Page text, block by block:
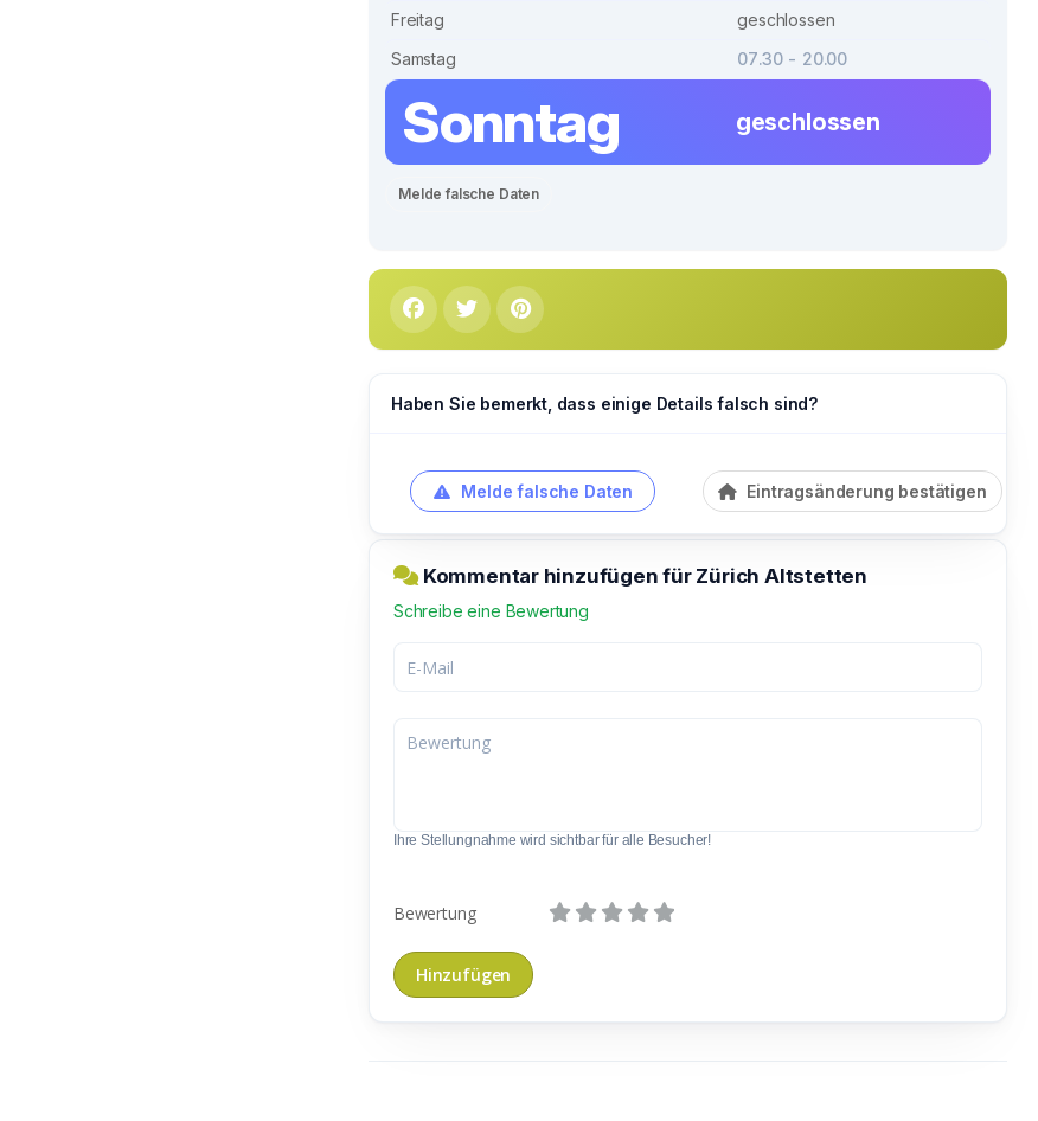
Freitag
geschlossen
Samstag
07.30 - 20.00
Sonntag geschlossen
Melde falsche Daten
Haben Sie bemerkt, dass einige Details falsch sind?
Melde falsche Daten Eintragsänderung bestätigen
Kommentar hinzufügen für Zürich Altstetten
Schreibe eine Bewertung
Ihre Stellungnahme wird sichtbar für alle Besucher!
Bewertung